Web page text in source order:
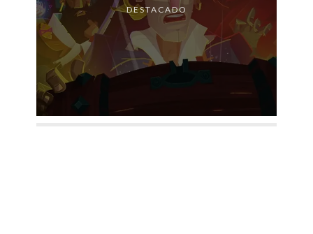
DESTACADO